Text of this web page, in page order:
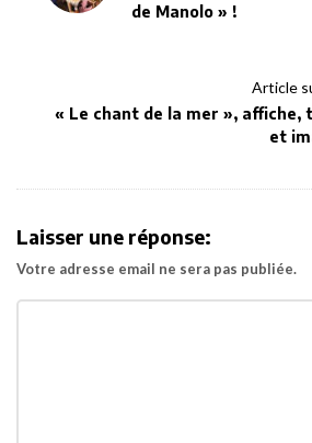
de Manolo » !
Article
« Le chant de la mer », affiche,
et
Laisser une réponse:
Votre adresse email ne sera pas publiée.